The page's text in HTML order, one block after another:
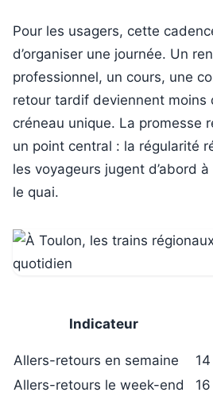
Pour les usagers, cette
d’organiser une journée. Un
professionnel, un cours, une
retour tardif deviennent moins
créneau unique. La promesse
un point central : la régularité
les voyageurs jugent d’abord à
le quai.
Indicateur
Allers-retours en semaine
14
Allers-retours le week-end
16